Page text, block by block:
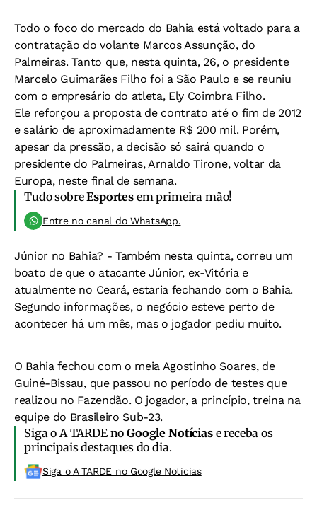
Todo o foco do mercado do Bahia está voltado para a
contratação do volante Marcos Assunção, do
Palmeiras. Tanto que, nesta quinta, 26, o presidente
Marcelo Guimarães Filho foi a São Paulo e se reuniu
com o empresário do atleta, Ely Coimbra Filho.
Ele reforçou a proposta de contrato até o fim de 2012
e salário de aproximadamente R$ 200 mil. Porém,
apesar da pressão, a decisão só sairá quando o
presidente do Palmeiras, Arnaldo Tirone, voltar da
Europa, neste final de semana.
Tudo sobreEsportesem primeira mão!
Entre no canal do WhatsApp.
Júnior no Bahia? - Também nesta quinta, correu um
boato de que o atacante Júnior, ex-Vitória e
atualmente no Ceará, estaria fechando com o Bahia.
Segundo informações, o negócio esteve perto de
acontecer há um mês, mas o jogador pediu muito.
O Bahia fechou com o meia Agostinho Soares, de
Guiné-Bissau, que passou no período de testes que
realizou no Fazendão. O jogador, a princípio, treina na
equipe do Brasileiro Sub-23.
Siga o A TARDE noGoogle Notíciase receba os
principais destaques do dia.
Siga o A TARDE no Google Noticias